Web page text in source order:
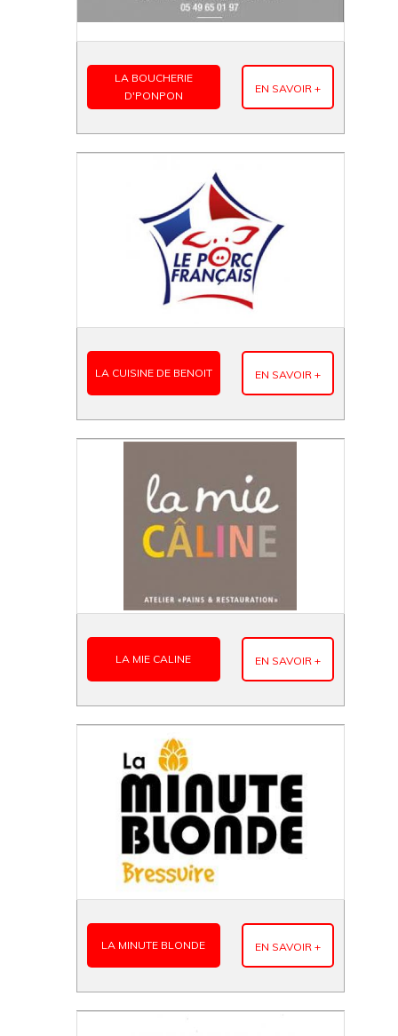
LA BOUCHERIE
D'PONPON
EN SAVOIR +
LA CUISINE DE BENOIT EN SAVOIR +
LA MIE CALINE EN SAVOIR +
LA MINUTE BLONDE EN SAVOIR +